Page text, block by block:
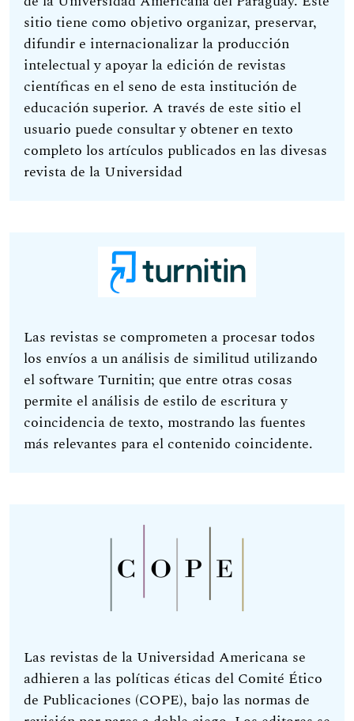
sitio tiene como objetivo organizar, preservar,
difundir e internacionalizar la producción
intelectual y apoyar la edición de revistas
científicas en el seno de esta institución de
educación superior. A través de este sitio el
usuario puede consultar y obtener en texto
completo los artículos publicados en las divesas
revista de la Universidad
Las revistas se comprometen a procesar todos
los envíos a un análisis de similitud utilizando
el software Turnitin; que entre otras cosas
permite el análisis de estilo de escritura y
coincidencia de texto, mostrando las fuentes
más relevantes para el contenido coincidente.
Las revistas de la Universidad Americana se
adhieren a las políticas éticas del Comité Ético
de Publicaciones (COPE), bajo las normas de